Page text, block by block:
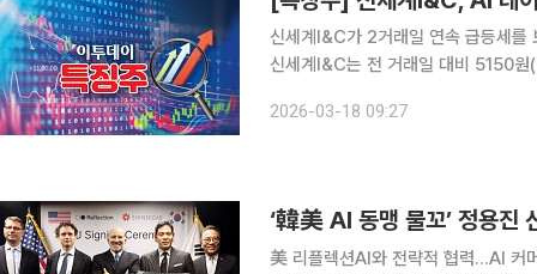
신세계I&C가 2거래일 연속 급등세를 보이고 있다. 18일 한국거래소에
신세계I&C는 전 거래일 대비 5150
정부의 '인공지능(AI) 수출 프로그램 1
2026-03-18 09:27
美 리플렉션AI와 전략적 협력…AI 커